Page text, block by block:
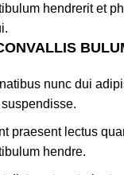
hendrerit et
nunc dui
praesent lectus
hendre.